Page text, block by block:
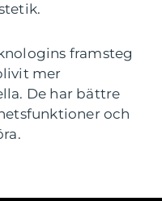
framsteg
mer
De har bättre
och